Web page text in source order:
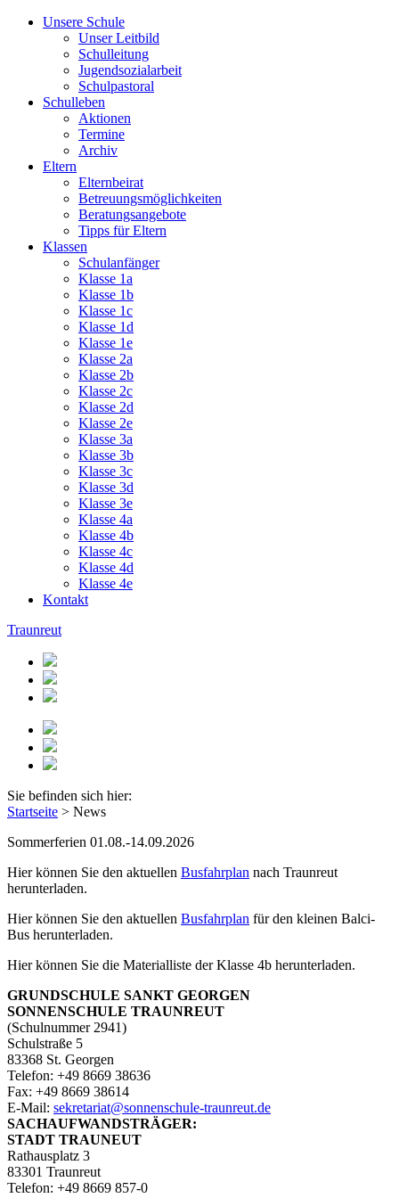
Unsere Schule
Unser Leitbild
Schulleitung
Jugendsozialarbeit
Schulpastoral
Schulleben
Aktionen
Termine
Archiv
Eltern
Elternbeirat
Betreuungsmöglichkeiten
Beratungsangebote
Tipps für Eltern
Klassen
Schulanfänger
Klasse 1a
Klasse 1b
Klasse 1c
Klasse 1d
Klasse 1e
Klasse 2a
Klasse 2b
Klasse 2c
Klasse 2d
Klasse 2e
Klasse 3a
Klasse 3b
Klasse 3c
Klasse 3d
Klasse 3e
Klasse 4a
Klasse 4b
Klasse 4c
Klasse 4d
Klasse 4e
Kontakt
Traunreut
Sie befinden sich hier:
Startseite > News
Sommerferien 01.08.-14.09.2026
Hier können Sie den aktuellen Busfahrplan nach Traunreut
herunterladen.
Hier können Sie den aktuellen Busfahrplan für den kleinen Balci-
Bus herunterladen.
Hier können Sie die Materialliste der Klasse 4b herunterladen.
GRUNDSCHULE SANKT GEORGEN
SONNENSCHULE TRAUNREUT
(Schulnummer 2941)
Schulstraße 5
83368 St. Georgen
Telefon: +49 8669 38636
Fax: +49 8669 38614
E‑Mail: sekretariat@sonnenschule-traunreut.de
SACHAUFWANDSTRÄGER:
STADT TRAUNEUT
Rathausplatz 3
83301 Traunreut
Telefon: +49 8669 857-0